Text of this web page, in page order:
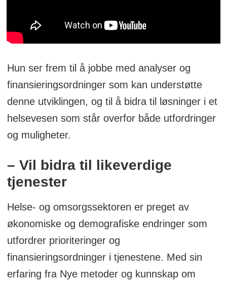
Hun ser frem til å jobbe med analyser og
finansieringsordninger som kan understøtte
denne utviklingen, og til å bidra til løsninger i et
helsevesen som står overfor både utfordringer
og muligheter.
– Vil bidra til likeverdige
tjenester
Helse- og omsorgssektoren er preget av
økonomiske og demografiske endringer som
utfordrer prioriteringer og
finansieringsordninger i tjenestene. Med sin
erfaring fra Nye metoder og kunnskap om